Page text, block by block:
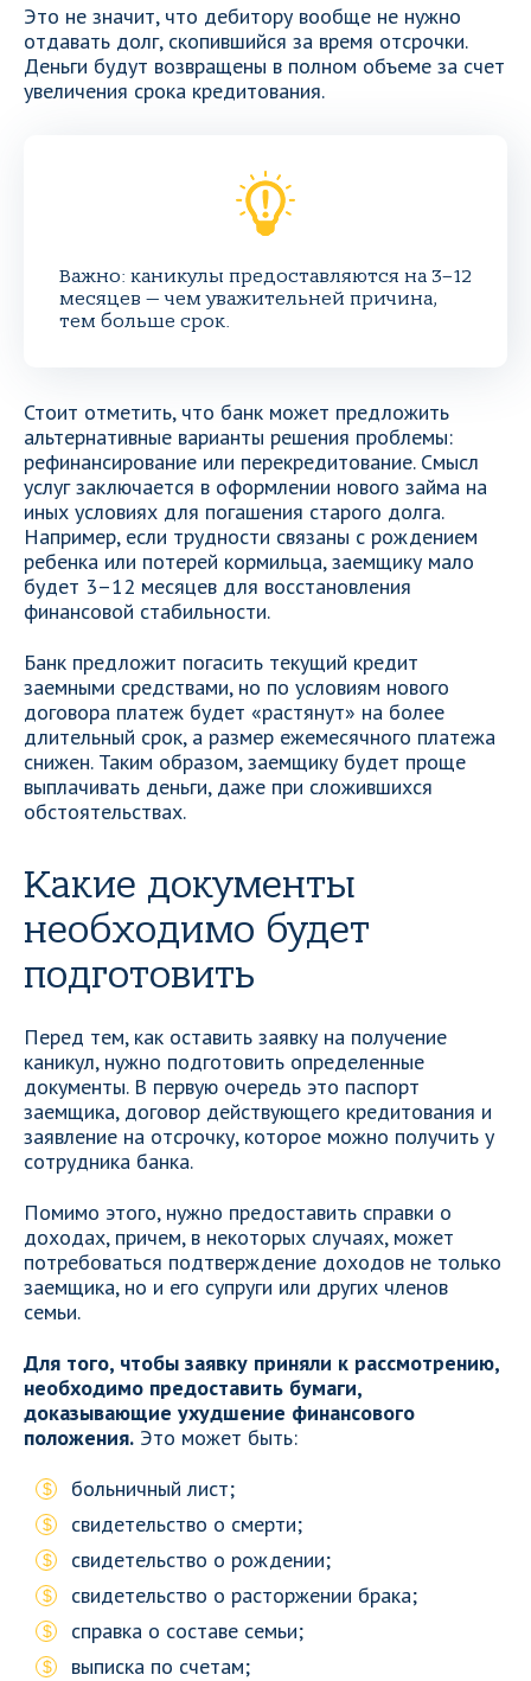
Это не значит, что дебитору вообще не нужно
отдавать долг, скопившийся за время отсрочки.
Деньги будут возвращены в полном объеме за счет
увеличения срока кредитования.
Важно: каникулы предоставляются на 3–12
месяцев — чем уважительней причина,
тем больше срок.
Стоит отметить, что банк может предложить
альтернативные варианты решения проблемы:
рефинансирование или перекредитование. Смысл
услуг заключается в оформлении нового займа на
иных условиях для погашения старого долга.
Например, если трудности связаны с рождением
ребенка или потерей кормильца, заемщику мало
будет 3–12 месяцев для восстановления
финансовой стабильности.
Банк предложит погасить текущий кредит
заемными средствами, но по условиям нового
договора платеж будет «растянут» на более
длительный срок, а размер ежемесячного платежа
снижен. Таким образом, заемщику будет проще
выплачивать деньги, даже при сложившихся
обстоятельствах.
Какие документы
необходимо будет
подготовить
Перед тем, как оставить заявку на получение
каникул, нужно подготовить определенные
документы. В первую очередь это паспорт
заемщика, договор действующего кредитования и
заявление на отсрочку, которое можно получить у
сотрудника банка.
Помимо этого, нужно предоставить справки о
доходах, причем, в некоторых случаях, может
потребоваться подтверждение доходов не только
заемщика, но и его супруги или других членов
семьи.
Для того, чтобы заявку приняли к рассмотрению,
необходимо предоставить бумаги,
доказывающие ухудшение финансового
положения. Это может быть:
больничный лист;
свидетельство о смерти;
свидетельство о рождении;
свидетельство о расторжении брака;
справка о составе семьи;
выписка по счетам;